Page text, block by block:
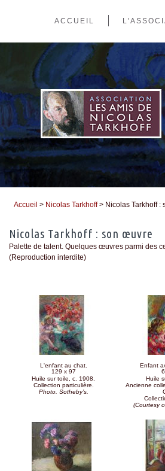
ACCUEIL
Accueil > Nicolas Tarkhoff> Nicolas Tarkhoff :
Nicolas Tarkhoff : son œuvre
Palette de talent. Quelques œuvres parmi des
(Reproduction interdite)
L'enfant au chat.
129 x 97
Huile sur toile, c. 1908.
Collection particulière.
Photo. Sotheby’s.
Enfant
Huile
Ancienne
(Courtesy